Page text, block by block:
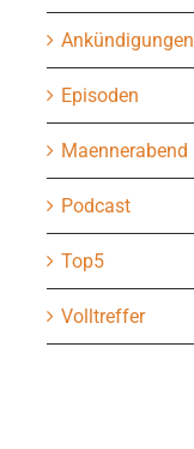
Ankündigungen
Episoden
Maennerabend
Podcast
Top5
Volltreffer